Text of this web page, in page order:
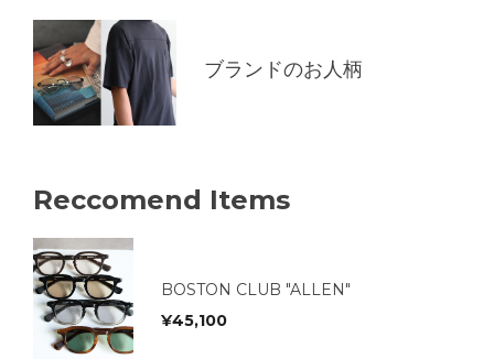
ブランドのお人柄
Reccomend Items
BOSTON CLUB "ALLEN"
¥45,100